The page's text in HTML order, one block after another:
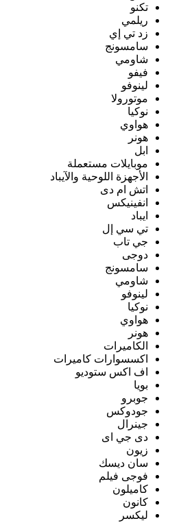
تكنو
ريلمي
زد تي إي
سامسونج
شاومي
فيفو
لينوفو
موتورولا
نوكيا
هواوي
هونر
ابل
موبايلات مستعملة
الأجهزة اللوحية والآيباد
اتش ام دى
انفينيكس
ايباد
تي سي إل
جي تاب
دوجى
سامسونج
شاومي
لينوفو
نوكيا
هواوي
هونر
الكاميرات
اكسسوارات كاميرات
اف اكس ستوديو
بويا
جوبرو
جودوكس
جينرال
دى جي اى
زيون
سان ديسك
فوجى فيلم
كاميلون
كانون
ليكسر